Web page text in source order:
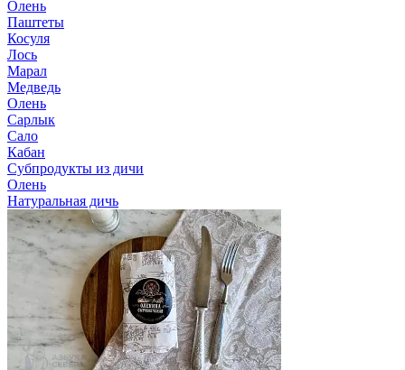
Олень
Паштеты
Косуля
Лось
Марал
Медведь
Олень
Сарлык
Сало
Кабан
Субпродукты из дичи
Олень
Натуральная дичь